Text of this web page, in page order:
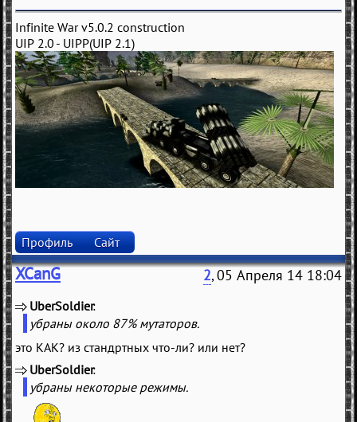
Infinite War v5.0.2 construction
UIP 2.0 - UIPP(UIP 2.1)
Профиль Сайт
XCanG 2, 05 Апреля 14 18:04
UberSoldier
убраны около 87% мутаторов.
это КАК? из стандртных что-ли? или нет?
UberSoldier
убраны некоторые режимы.